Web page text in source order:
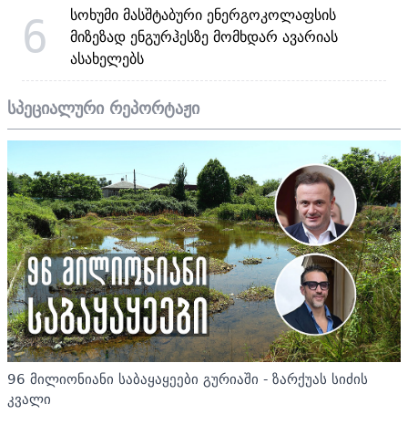
6
სოხუმი მასშტაბური ენერგოკოლაფსის
მიზეზად ენგურჰესზე მომხდარ ავარიას
ასახელებს
სპეციალური რეპორტაჟი
96 მილიონიანი საბაყაყეები გურიაში - ზარქუას სიძის
კვალი